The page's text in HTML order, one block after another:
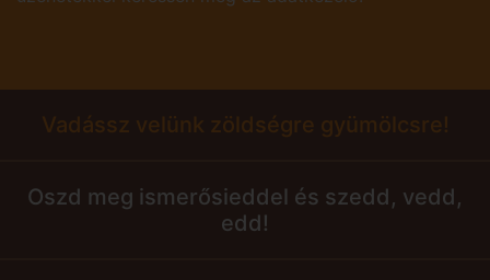
Vadássz velünk zöldségre gyümölcsre!
Oszd meg ismerősieddel és szedd, vedd,
edd!